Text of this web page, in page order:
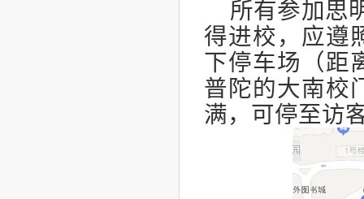
所有参加思
得进校，应遵
下停车场（距
普陀的大南校
满，可停至访